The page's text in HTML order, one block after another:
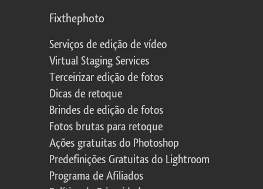
Fixthephoto
Serviços de edição de vídeo
Virtual Staging Services
Terceirizar edição de fotos
Dicas de retoque
Brindes de edição de fotos
Fotos brutas para retoque
Ações gratuitas do Photoshop
Predefinições Gratuitas do Lightroom
Programa de Afiliados